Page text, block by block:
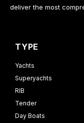
deliver the most
TYPE
Yachts
Superyachts
RIB
Tender
Day Boats